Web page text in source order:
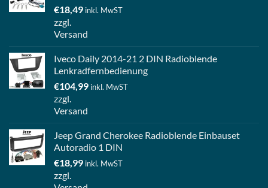
€18,49 inkl. MwST
zzgl.
Versand
Iveco Daily 2014-21 2 DIN Radioblende
Lenkradfernbedienung
€104,99 inkl. MwST
zzgl.
Versand
Jeep Grand Cherokee Radioblende Einbauset
Autoradio 1 DIN
€18,99 inkl. MwST
zzgl.